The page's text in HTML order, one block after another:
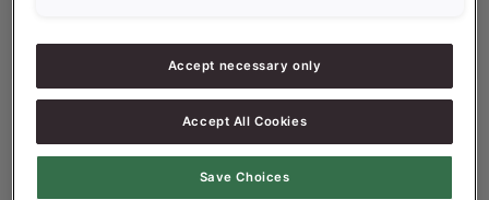
Accept necessary only
Accept All Cookies
Save Choices